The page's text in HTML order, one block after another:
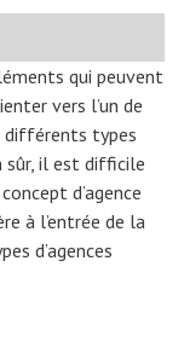
qui peuvent
vers l’un de
différents types
sûr, il est difficile
d’agence
à l’entrée de la
d’agences